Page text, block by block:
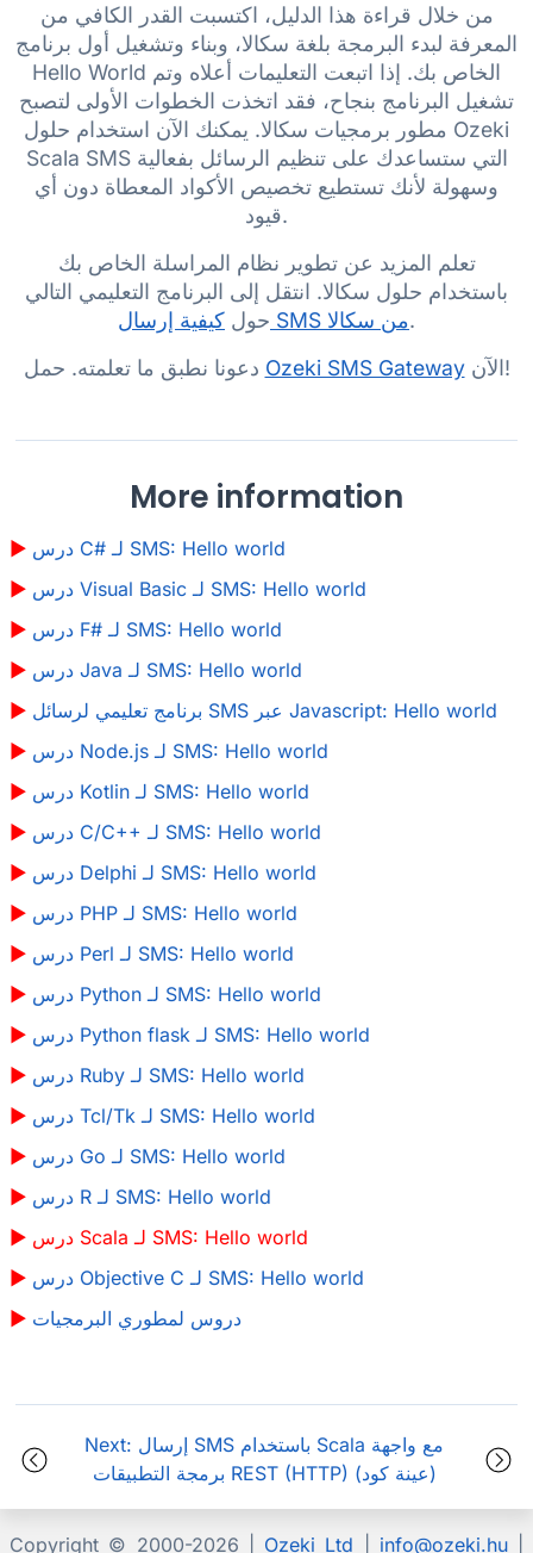
من خلال قراءة هذا الدليل، اكتسبت القدر الكافي من
المعرفة لبدء البرمجة بلغة سكالا، وبناء وتشغيل أول برنامج
Hello World الخاص بك. إذا اتبعت التعليمات أعلاه وتم
تشغيل البرنامج بنجاح، فقد اتخذت الخطوات الأولى لتصبح
مطور برمجيات سكالا. يمكنك الآن استخدام حلول Ozeki
Scala SMS التي ستساعدك على تنظيم الرسائل بفعالية
وسهولة لأنك تستطيع تخصيص الأكواد المعطاة دون أي
قيود.
تعلم المزيد عن تطوير نظام المراسلة الخاص بك
باستخدام حلول سكالا. انتقل إلى البرنامج التعليمي التالي
حول
كيفية إرسال SMS من سكالا.
Ozeki SMS Gateway الآن!
More information
درس C# لـ SMS: Hello world
درس Visual Basic لـ SMS: Hello world
درس F# لـ SMS: Hello world
درس Java لـ SMS: Hello world
برنامج تعليمي لرسائل SMS عبر Javascript: Hello world
درس Node.js لـ SMS: Hello world
درس Kotlin لـ SMS: Hello world
درس C/C++ لـ SMS: Hello world
درس Delphi لـ SMS: Hello world
درس PHP لـ SMS: Hello world
درس Perl لـ SMS: Hello world
درس Python لـ SMS: Hello world
درس Python flask لـ SMS: Hello world
درس Ruby لـ SMS: Hello world
درس Tcl/Tk لـ SMS: Hello world
درس Go لـ SMS: Hello world
درس R لـ SMS: Hello world
درس Scala لـ SMS: Hello world
درس Objective C لـ SMS: Hello world
دروس لمطوري البرمجيات
Next: إرسال SMS باستخدام Scala مع واجهة
برمجة التطبيقات REST (HTTP) (عينة كود)
Copyright © 2000-2026 | Ozeki Ltd info@ozeki.hu|